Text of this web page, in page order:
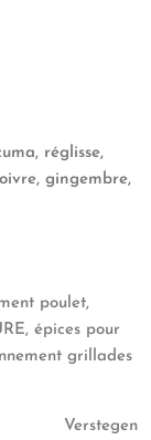
réglisse,
gingembre,
poulet,
épices pour
grillades
Verstegen